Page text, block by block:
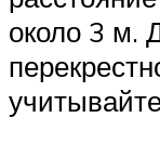
около 3 м.